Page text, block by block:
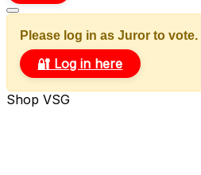
Please log in as Juror to vote.
🔐 Log in here
Shop VSG